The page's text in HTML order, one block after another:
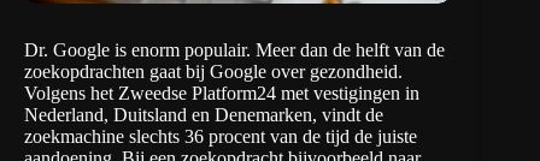
Dr. Google is enorm populair. Meer dan de helft van de
zoekopdrachten gaat bij Google over gezondheid.
Volgens het Zweedse Platform24 met vestigingen in
Nederland, Duitsland en Denemarken, vindt de
zoekmachine slechts 36 procent van de tijd de juiste